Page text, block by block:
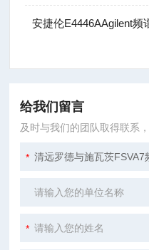
安捷伦E4446AAgilent
给我们留言
及时与我们的团队取得联系